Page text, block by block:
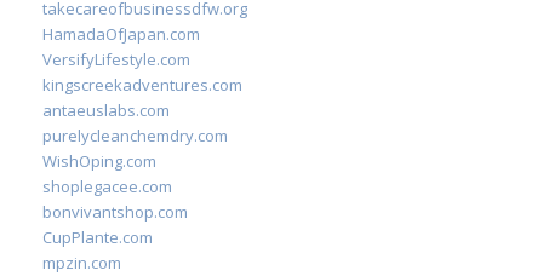
takecareofbusinessdfw.org
HamadaOfJapan.com
VersifyLifestyle.com
kingscreekadventures.com
antaeuslabs.com
purelycleanchemdry.com
WishOping.com
shoplegacee.com
bonvivantshop.com
CupPlante.com
mpzin.com